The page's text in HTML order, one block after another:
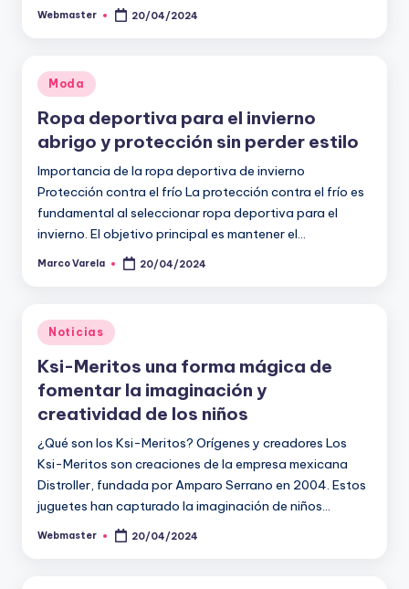
Publicado
Webmaster 20/04/2024
Publicado
en
Moda
Ropa deportiva para el invierno
abrigo y protección sin perder estilo
Importancia de la ropa deportiva de invierno
Protección contra el frío La protección contra el frío es
fundamental al seleccionar ropa deportiva para el
invierno. El objetivo principal es mantener el…
Publicado
Marco Varela 20/04/2024
Publicado
en
Noticias
Ksi-Meritos una forma mágica de
fomentar la imaginación y
creatividad de los niños
¿Qué son los Ksi-Meritos? Orígenes y creadores Los
Ksi-Meritos son creaciones de la empresa mexicana
Distroller, fundada por Amparo Serrano en 2004. Estos
juguetes han capturado la imaginación de niños…
Publicado
Webmaster 20/04/2024